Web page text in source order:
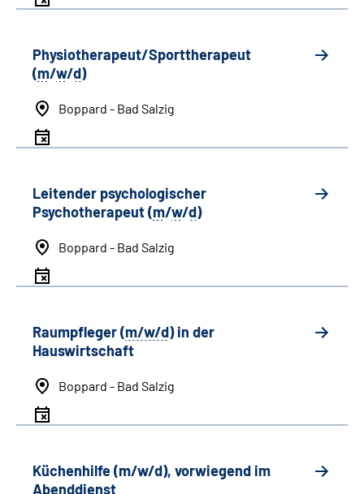
Physiotherapeut/Sporttherapeut
(m/w/d)
Boppard - Bad Salzig
Leitender psychologischer
Psychotherapeut (m/w/d)
Boppard - Bad Salzig
Raumpfleger (m/w/d) in der
Hauswirtschaft
Boppard - Bad Salzig
Küchenhilfe (m/w/d), vorwiegend im
Abenddienst